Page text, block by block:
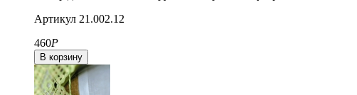
Артикул 21.002.12
460Р